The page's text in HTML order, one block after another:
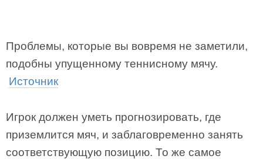
Проблемы, которые вы вовремя не заметили,
подобны упущенному теннисному мячу.
Источник
Игрок должен уметь прогнозировать, где
приземлится мяч, и заблаговременно занять
соответствующую позицию. То же самое